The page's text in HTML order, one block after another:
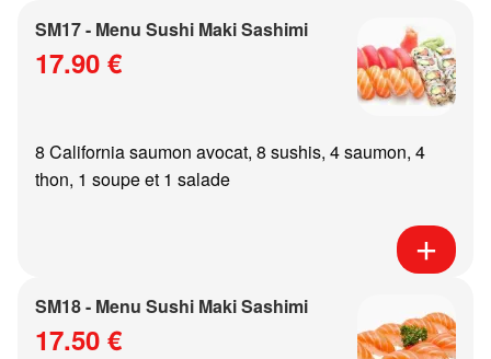
SM17 - Menu Sushi Maki Sashimi
17.90 €
8 California saumon avocat, 8 sushis, 4 saumon, 4
thon, 1 soupe et 1 salade
SM18 - Menu Sushi Maki Sashimi
17.50 €